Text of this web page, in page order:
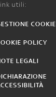
utili:
COOKIE
POLICY
LEGALI